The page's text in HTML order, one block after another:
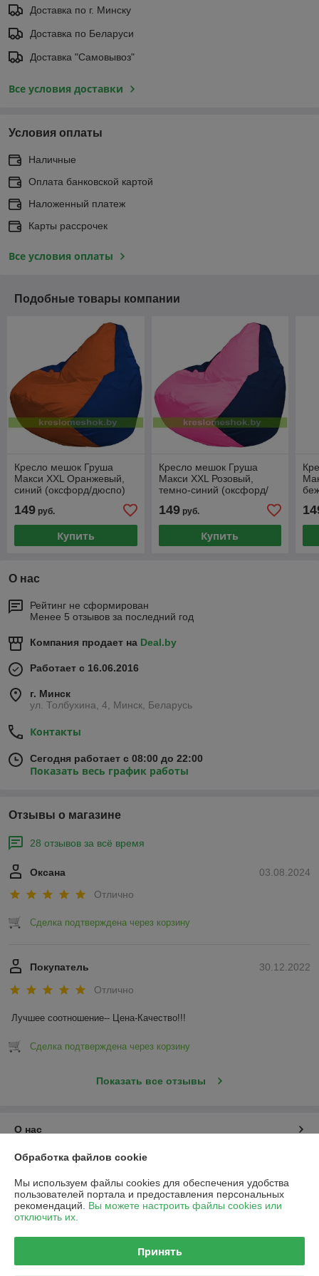
Доставка по г. Минску
Доставка по Беларуси
Доставка "Самовывоз"
Все условия доставки
Условия оплаты
Наличные
Оплата банковской картой
Наложенный платеж
Карты рассрочек
Все условия оплаты
Подобные товары компании
Кресло мешок Груша
Макси XXL Оранжевый,
синий (оксфорд/дюспо)
149 руб.
Купить
Кресло мешок Груша
Макси XXL Розовый,
темно-синий (оксфорд/
149руб.
Купить
О нас
Рейтинг не сформирован
Менее 5 отзывов за последний год
Компания продает на Deal.by
Работает с 16.06.2016
г. Минск
ул. Толбухина, 4, Минск, Беларусь
Контакты
Сегодня работает с 08:00 до 22:00
Показать весь график работы
Отзывы о магазине
28 отзывов за всё время
03.08.2024
Оксана
Отлично
Сделка подтверждена через корзину
30.12.2022
Покупатель
Отлично
Лучшее соотношение-- Цена-Качество!!!
Сделка подтверждена через корзину
Показать все отзывы
О нас
Контакты
Доставка и оплата
Полная версия сайта
Обработка файлов cookie
Мы используем файлы cookies для обеспечения удобства
пользователей портала и предоставления персональных
рекомендаций. Вы можете настроить файлы cookies или
отключить их.
Принять